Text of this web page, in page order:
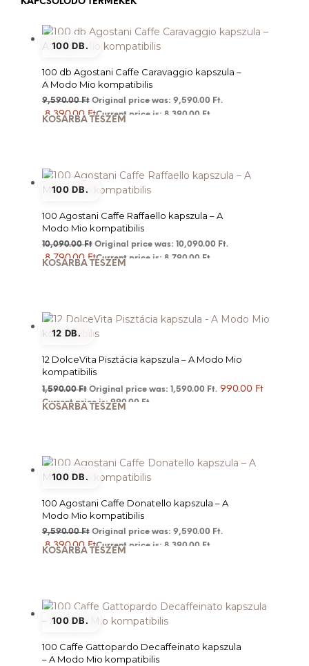
100 DB.
100 db Agostani Caffe Caravaggio kapszula –
A Modo Mio kompatibilis
9,590.00Ft Original price was: 9,590.00 Ft.
8,390.00 FtCurrent price is: 8,390.00 Ft.
KOSÁRBA TESZEM
100 DB.
100 Agostani Caffe Raffaello kapszula – A
Modo Mio kompatibilis
10,090.00Ft Original price was: 10,090.00 Ft.
8,790.00 FtCurrent price is: 8,790.00 Ft.
KOSÁRBA TESZEM
12 DB.
12 DolceVita Pisztácia kapszula – A Modo Mio
kompatibilis
1,590.00Ft Original price was: 1,590.00 Ft. 990.00 Ft
Current price is: 990.00 Ft.
KOSÁRBA TESZEM
100 DB.
100 Agostani Caffe Donatello kapszula – A
Modo Mio kompatibilis
9,590.00Ft Original price was: 9,590.00 Ft.
8,390.00 FtCurrent price is: 8,390.00 Ft.
KOSÁRBA TESZEM
100 DB.
100 Caffe Gattopardo Decaffeinato kapszula
– A Modo Mio kompatibilis